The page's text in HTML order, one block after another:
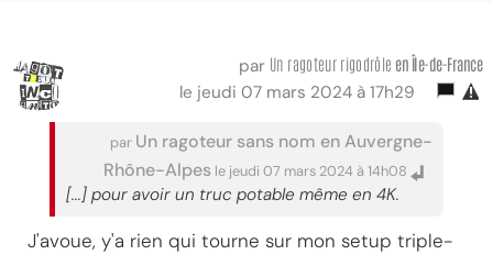
par Un ragoteur rigodrôle en Île-de-France
le jeudi 07 mars 2024 à 17h29
par Un ragoteur sans nom en Auvergne-
Rhône-Alpes le jeudi 07 mars 2024 à 14h08
[...] pour avoir un truc potable même en 4K.
J'avoue, y'a rien qui tourne sur mon setup triple-